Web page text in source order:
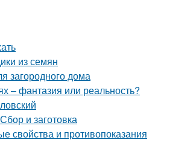
из семян
загородного дома
– фантазия или реальность?
и заготовка
свойства и противопоказания